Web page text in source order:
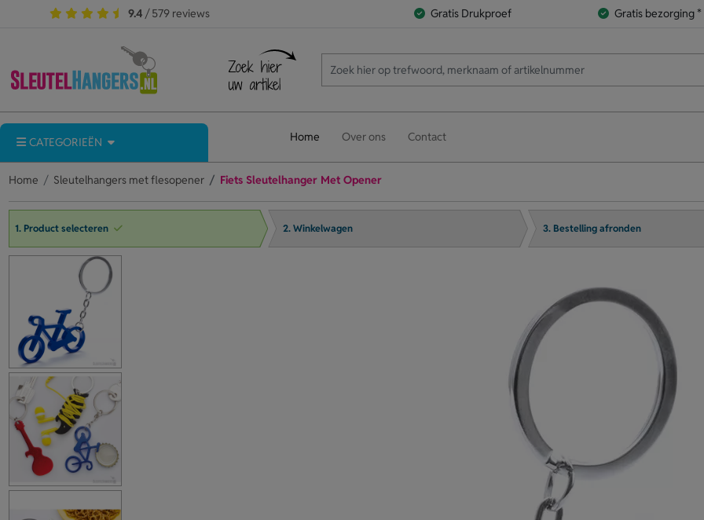
9.4 / 579 reviews Gratis Drukproef Gratis bezorging *
CATEGORIEËN Home Over ons Contact
Home Sleutelhangers met flesopener Fiets Sleutelhanger Met Opener
1. Product selecteren 2. Winkelwagen 3. Bestelling afronden